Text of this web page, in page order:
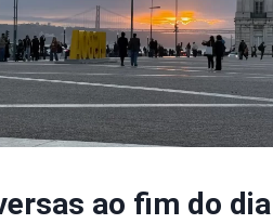
ao fim do dia